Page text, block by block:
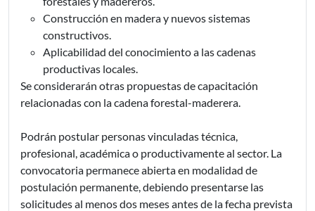
Construcción en madera y nuevos sistemas
constructivos.
Aplicabilidad del conocimiento a las cadenas
productivas locales.
Se considerarán otras propuestas de capacitación
relacionadas con la cadena forestal-maderera.
Podrán postular personas vinculadas técnica,
profesional, académica o productivamente al sector. La
convocatoria permanece abierta en modalidad de
postulación permanente, debiendo presentarse las
solicitudes al menos dos meses antes de la fecha prevista